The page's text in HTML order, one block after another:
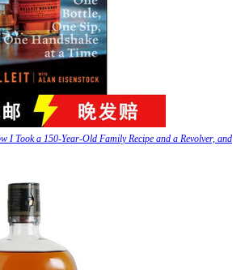
I Took a 150-Year-Old Family Recipe and a Revolver, and